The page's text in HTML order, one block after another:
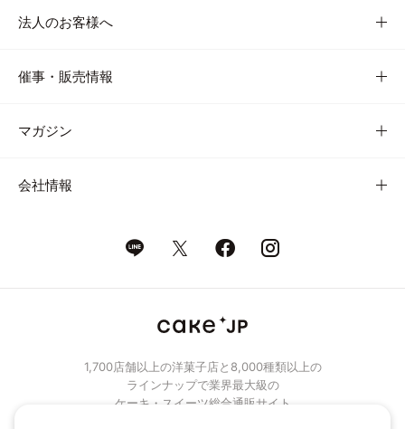
法人のお客様へ
催事・販売情報
マガジン
会社情報
1,700店舗以上の洋菓子店と8,000種類以上の
ラインナップで業界最大級の
ケーキ・スイーツ総合通販サイト